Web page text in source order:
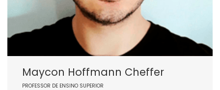
Maycon Hoffmann Cheffer
PROFESSOR DE ENSINO SUPERIOR